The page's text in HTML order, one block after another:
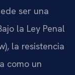
ser una
la Ley Penal
la resistencia
como un